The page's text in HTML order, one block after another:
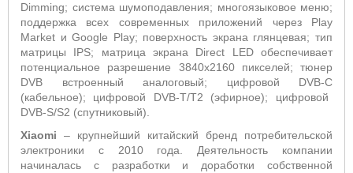
Dimming; система шумоподавления; многоязыковое меню;
поддержка всех современных приложений через Play
Market иGoogle Play; поверхность экрана глянцевая; тип
матрицы IPS; матрица экрана Direct LED обеспечивает
потенциальное разрешение 3840х2160 пикселей; тюнер
DVB
встроенный аналоговый; цифровой DVB-C
(кабельное); цифровой DVB-T/T2 (эфирное); цифровой
DVB-S/S2 (спутниковый).
Xiaomi – крупнейший китайский бренд потребительской
электроники с 2010 года.Деятельность компании
начиналась с разработки и доработки собственной